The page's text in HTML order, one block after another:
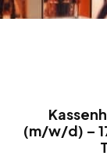
(m/w/d) –